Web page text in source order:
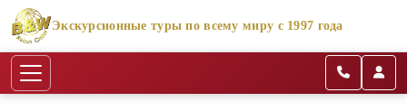
Экскурсионные туры по всему миру с 1997 года